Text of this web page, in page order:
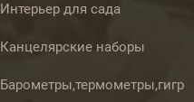
Интерьер для сада
Канцелярские наборы